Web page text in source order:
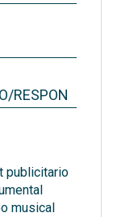
publicitario
musical